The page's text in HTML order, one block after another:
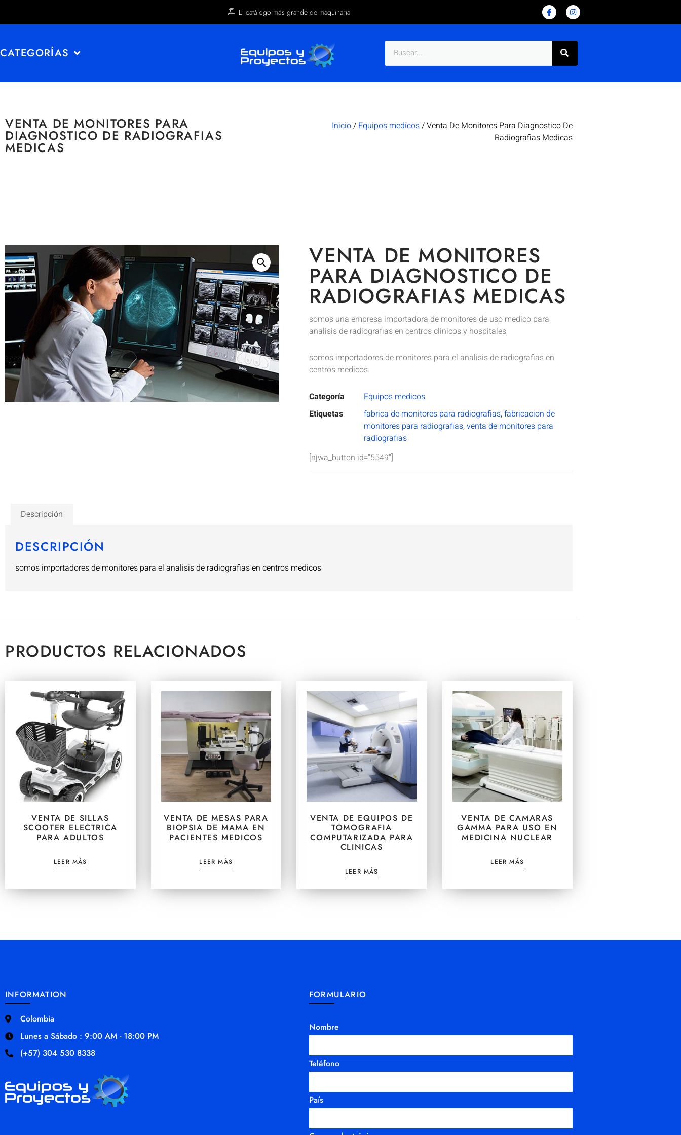
El catálogo más grande de maquinaria
CATEGORÍAS
VENTA DE MONITORES PARA
DIAGNOSTICO DE RADIOGRAFIAS
MEDICAS
Inicio/ Equipos medicos/ Venta De Monitores Para Diagnostico De
Radiografias Medicas
VENTA DE MONITORES
PARA DIAGNOSTICO DE
RADIOGRAFIAS MEDICAS
somos una empresa importadora de monitores de uso medico para
analisis de radiografias en centros clinicos y hospitales
somos importadores de monitores para el analisis de radiografias en
centros medicos
Categoría
Equipos medicos
Etiquetas
fabrica de monitores para radiografias,fabricacion de
monitores para radiografias,venta de monitores para
radiografias
[njwa_button id="5549"]
Descripción
DESCRIPCIÓN
somos importadores de monitores para el analisis de radiografias en centros medicos
PRODUCTOS RELACIONADOS
VENTA DE SILLAS
SCOOTER ELECTRICA
PARA ADULTOS
LEER MÁS
VENTA DE MESAS PARA
BIOPSIA DE MAMA EN
PACIENTES MEDICOS
LEER MÁS
VENTA DE EQUIPOS DE
TOMOGRAFIA
COMPUTARIZADA PARA
CLINICAS
LEER MÁS
VENTA DE CAMARAS
GAMMA PARA USO EN
MEDICINA NUCLEAR
LEER MÁS
INFORMATION
Colombia
Lunes a Sábado : 9:00 AM - 18:00 PM
(+57) 304 530 8338
FORMULARIO
Nombre
Teléfono
País